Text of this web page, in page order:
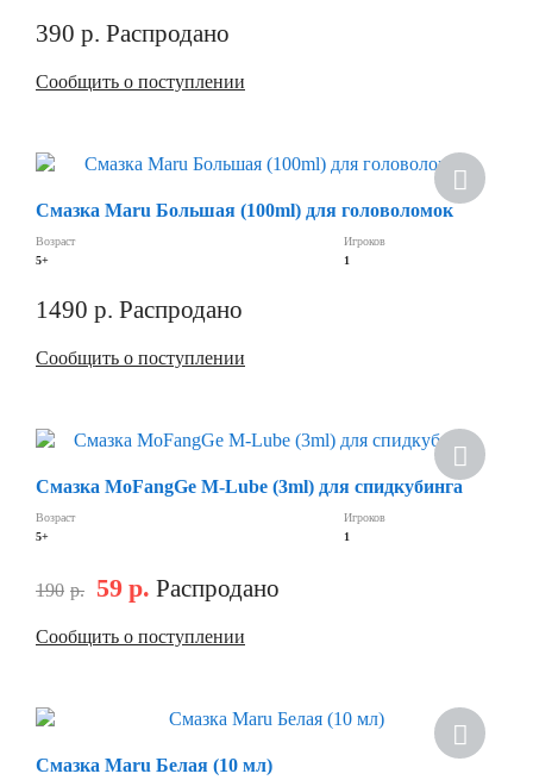
390 р. Распродано
Сообщить о поступлении
Смазка Maru Большая (100ml) для головоломок
Возраст
5+
Игроков
1
1490 р. Распродано
Сообщить о поступлении
Смазка MoFangGe M-Lube (3ml) для спидкубинга
Возраст
5+
Игроков
1
190 р. 59 р. Распродано
Сообщить о поступлении
Смазка Maru Белая (10 мл)